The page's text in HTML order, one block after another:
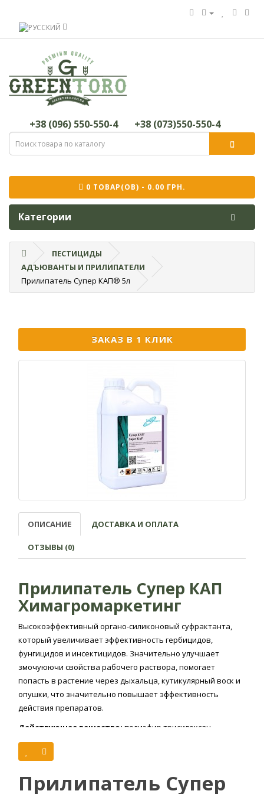
+38 (096) 550-550-4 +38 (073)550-550-4
0 ТОВАР(ОВ) - 0.00 ГРН.
Категории
ПЕСТИЦИДЫ
АДЪЮВАНТЫ И ПРИЛИПАТЕЛИ
Прилипатель Супер КАП® 5л
ЗАКАЗ В 1 КЛИК
ОПИСАНИЕ ДОСТАВКА И ОПЛАТА
ОТЗЫВЫ (0)
Прилипатель Супер КАП
Химагромаркетинг
Высокоэффективный органо-силиконовый суфрактанта,
который увеличивает эффективность гербицидов,
фунгицидов и инсектицидов. Значительно улучшает
змочуюючи свойства рабочего раствора, помогает
попасть в растение через дыхальца, кутикулярный воск и
опушки, что значительно повышает эффективность
действия препаратов.
Действующее вещество: полиэфир трисилоксан
Форма препарата:
Какие преимущества
Прилипатель Супер